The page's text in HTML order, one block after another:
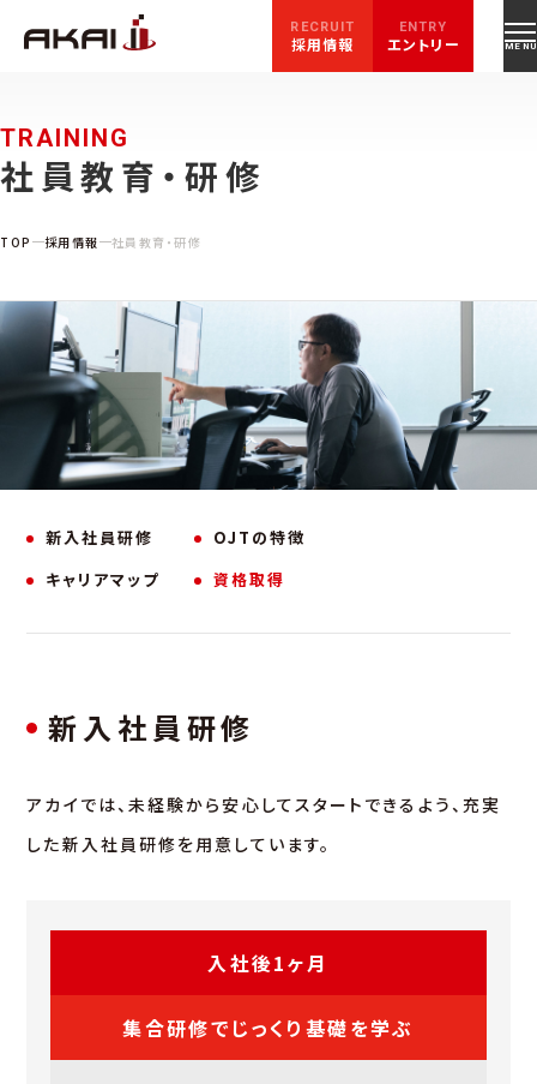
RECRUIT
採用情報
ENTRY
エントリー
TRAINING
社員教育・研修
TOP 採用情報 社員教育・研修
新入社員研修
OJTの特徴
キャリアマップ
資格取得
新入社員研修
アカイでは、未経験から安心してスタートできるよう、充実
した新入社員研修を用意しています。
入社後1ヶ月
集合研修でじっくり基礎を学ぶ